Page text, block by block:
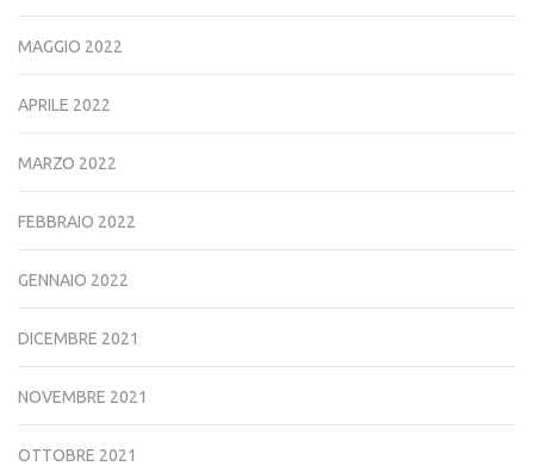
MAGGIO 2022
APRILE 2022
MARZO 2022
FEBBRAIO 2022
GENNAIO 2022
DICEMBRE 2021
NOVEMBRE 2021
OTTOBRE 2021